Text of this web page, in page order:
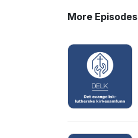
More Episodes